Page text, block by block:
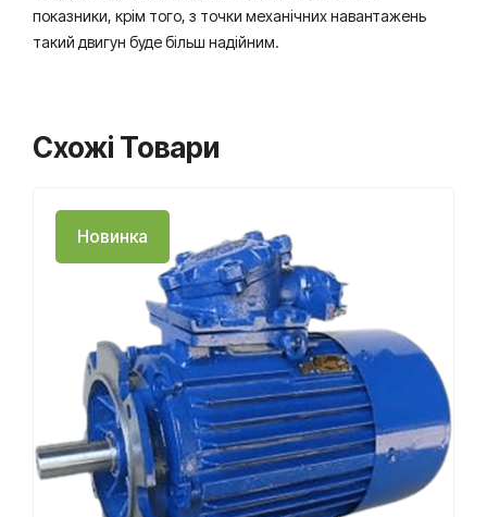
показники, крім того, з точки механічних навантажень
такий двигун буде більш надійним.
Схожі Товари
Новинка